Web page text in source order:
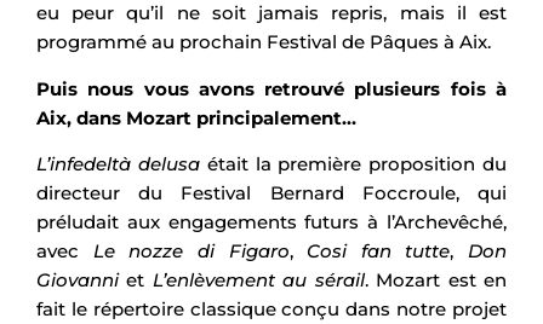
eu peur qu’il ne soit jamais repris, mais il est
programmé au prochain Festival de Pâques à Aix.
Puis nous vous avons retrouvé plusieurs fois à
Aix, dans Mozart principalement…
L’infedeltà delusaétait la première proposition du
directeur du Festival Bernard Foccroule, qui
préludait aux engagements futurs à l’Archevêché,
avec Le nozze di Figaro, Cosi fan tutte, Don
Giovanniet L’enlèvement au sérail. Mozart est en
fait le répertoire classique conçu dans notre projet